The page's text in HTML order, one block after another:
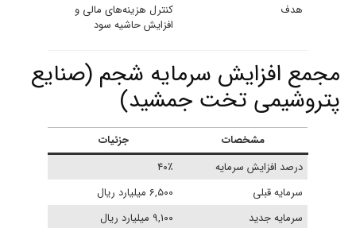
هدف
کنترل هزینه‌های مالی و
افزایش حاشیه سود
مجمع افزایش سرمایه شجم (صنایع
پتروشیمی تخت جمشید)
مشخصات
جزئیات
درصد افزایش سرمایه
۴۰٪
سرمایه قبلی
۶,۵۰۰ میلیارد ریال
سرمایه جدید
۹,۱۰۰ میلیارد ریال